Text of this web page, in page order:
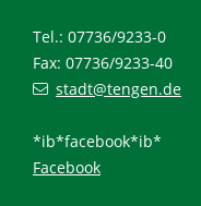
Tel.: 07736/9233-0
Fax: 07736/9233-40
stadt@tengen.de
*ib*facebook*ib*
Facebook